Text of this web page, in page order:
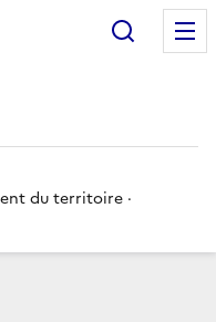
du territoire ·